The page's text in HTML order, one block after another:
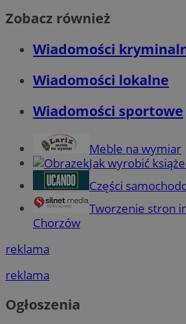
Zobacz również
Wiadomości
Wiadomości lokalne
Wiadomości sportowe
Meble na wymiar
Jak wyrobić
Części
Tworzenie stron
Chorzów
reklama
reklama
Ogłoszenia